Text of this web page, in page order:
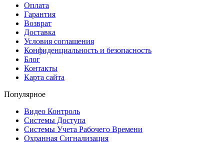
Оплата
Гарантия
Возврат
Доставка
Условия соглашения
Конфиденциальность и безопасность
Блог
Контакты
Карта сайта
Популярное
Видео Контроль
Системы Доступа
Системы Учета Рабочего Времени
Охранная Сигнализация